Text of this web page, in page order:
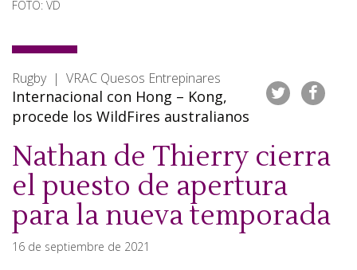
FOTO: VD
Rugby | VRAC Quesos Entrepinares
Internacional con Hong – Kong,
procede los WildFires australianos
Nathan de Thierry cierra
el puesto de apertura
para la nueva temporada
16 de septiembre de 2021